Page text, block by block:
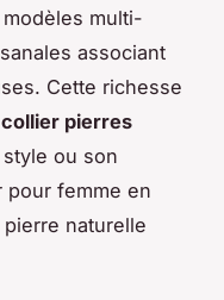
multi-
associant
Cette richesse
collier pierres
ou son
femme en
naturelle